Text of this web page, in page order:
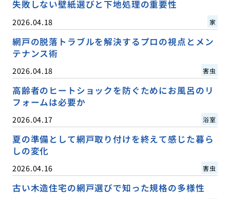
失敗しない壁紙選びと下地処理の重要性
2026.04.18 家
網戸の脱落トラブルを解決するプロの視点とメン
テナンス術
2026.04.18 害虫
高齢者のヒートショックを防ぐためにお風呂のリ
フォームは必要か
2026.04.17 浴室
夏の準備として網戸取り付けを終えて感じた暮ら
しの変化
2026.04.16 害虫
古い木造住宅の網戸選びで知った規格の多様性